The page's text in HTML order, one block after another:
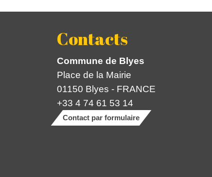
Contacts
Commune de Blyes
Place de la Mairie
01150 Blyes - FRANCE
+33 4 74 61 53 14
Contact par formulaire